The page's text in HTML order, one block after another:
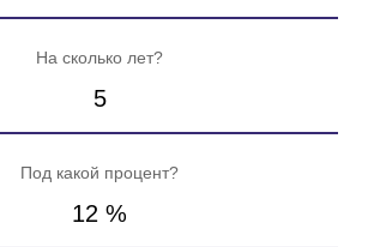
На сколько лет?
5
Под какой процент?
12 %